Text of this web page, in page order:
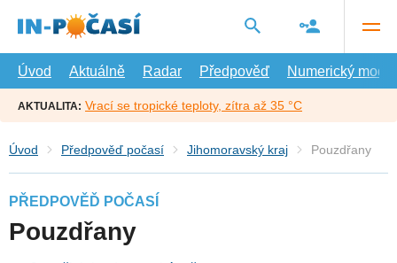
hlavní
Úvod
Aktuálně Radar Předpověď Numerický model
AKTUALITA: Vrací se tropické teploty, zítra až 35 °C
Úvod Předpověď počasí Jihomoravský kraj Pouzdřany
PŘEDPOVĚĎ POČASÍ
Pouzdřany